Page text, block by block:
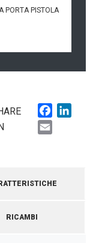
PORTA PISTOLA
RICAMBI